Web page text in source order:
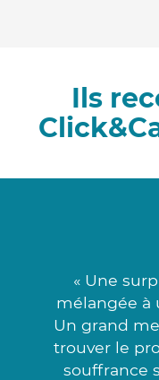
Ils
« Une
mélangée à
Un grand
trouver le
souffrance